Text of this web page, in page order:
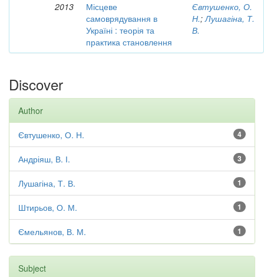
2013
Місцеве
самоврядування в
Україні : теорія та
практика становлення
Євтушенко, О.
Н.;Лушагіна, Т.
В.
Discover
Author
4
Євтушенко, О. Н.
3
Андріяш, В. І.
1
Лушагіна, Т. В.
1
Штирьов, О. М.
1
Ємельянов, В. М.
Subject